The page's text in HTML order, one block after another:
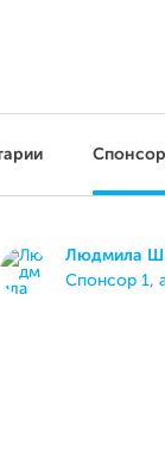
Людмила
спонсор 1,